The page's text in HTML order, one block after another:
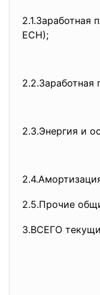
2.1.Заработная
ЕСН);
2.2.Заработная
2.3.Энергия и
2.5.Прочие
3.ВСЕГО